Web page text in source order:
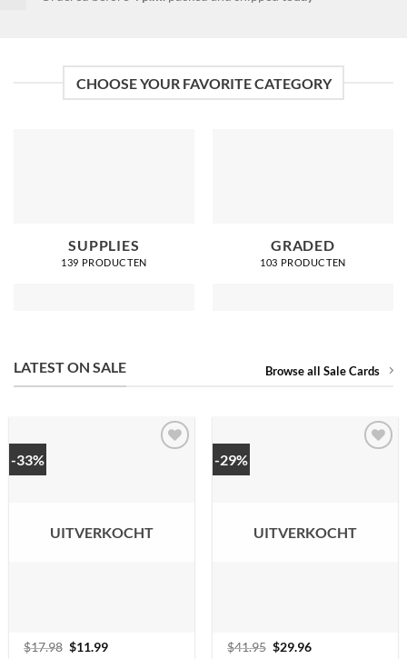
CHOOSE YOUR FAVORITE CATEGORY
SUPPLIES
139 PRODUCTEN
GRADED
103 PRODUCTEN
LATEST ON SALE Browse all Sale Cards
-33%
UITVERKOCHT
$17.98 Oorspronkelijke
$11.99
-29%
UITVERKOCHT
$41.95 Oorspronkelijke
$29.96